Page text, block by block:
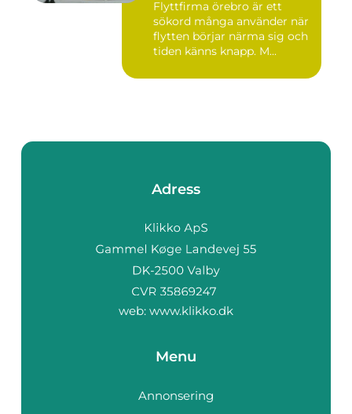
Flyttfirma örebro är ett
sökord många använder när
flytten börjar närma sig och
tiden känns knapp. M...
Adress
web: www.klikko.dk
Menu
Annonsering